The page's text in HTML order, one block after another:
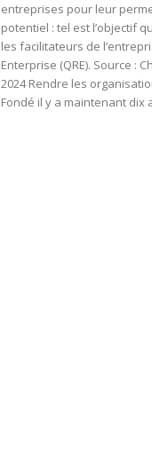
entreprises pour leur
potentiel : tel est l’objectif
les facilitateurs de
Enterprise (QRE). Source :
2024 Rendre les
Fondé il y a maintenant dix